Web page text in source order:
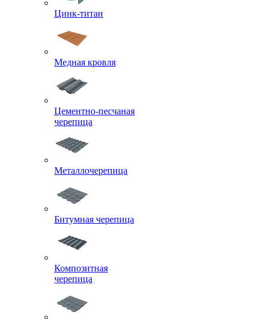
Цинк-титан
Медная кровля
Цементно-песчаная
черепица
Металлочерепица
Битумная черепица
Композитная
черепица